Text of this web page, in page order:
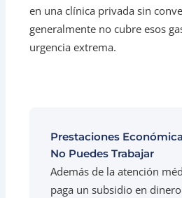
en una clínica privada sin
generalmente no cubre esos
urgencia extrema.
Prestaciones
No Puedes Trabajar
Además de la atención
paga un subsidio en